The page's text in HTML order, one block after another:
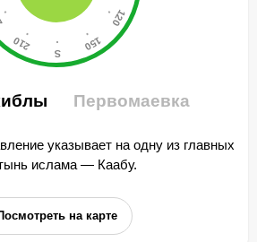
Первомаевка
указывает на одну из главных
ислама — Каабу.
на карте